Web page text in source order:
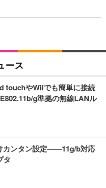
れない ブラック
ア デスクチェア 疲れない テレ
ックレスト 30度ロッキング機
ト ハンガー付き 高反発クッシ
メッシュ ゲーミング/勉強/事
チェア (ブラック)
デスクチェア 疲れない テレ
クレスト 30度ロッキング機
ト ハンガー付き 高反発クッシ
メッシュ ゲーミング/勉強/事
チェア (ホワイト)
ェア デスクチェア 肘なし メ
ングモニター DualSense 充電
）
27インチ 液晶モニタ
）VA 非光沢 HDMI/DisplayP
ネス向け
FHD】GRAPHT THE S
収面:ライトブルー)
オ・オムツ L 中型犬用 26枚入
ベーシック) 【Amazon.co.jp
イリスオーヤマ ペットシーツ
トシーツ 超厚型 お徳用 レギ
ース
touchやWiiでも簡単に接続
g準拠の無線LANル
カンタン設定——11g/b対応
タ